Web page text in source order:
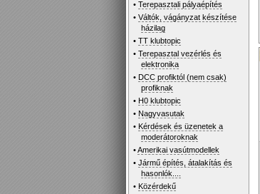
•Terepasztali pályaépítés
•Váltók, vágányzat készítése
házilag
•TT klubtopic
•Terepasztal vezérlés és
elektronika
• DCC profiktól (nem csak)
profiknak
• H0 klubtopic
• Nagyvasutak
• Kérdések és üzenetek a
moderátoroknak
•Amerikai vasútmodellek
•Jármű építés, átalakítás és
hasonlók....
• Közérdekű